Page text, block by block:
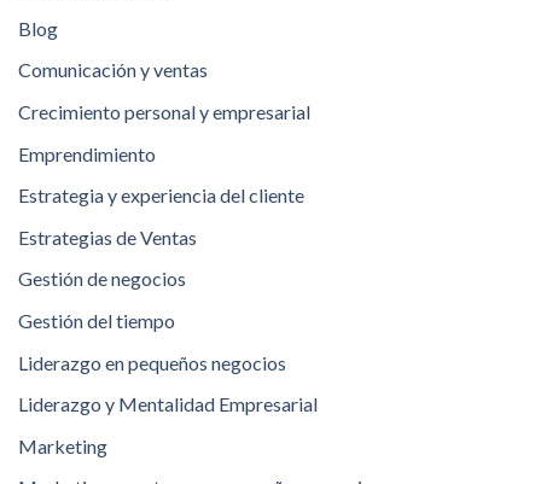
Blog
Comunicación y ventas
Crecimiento personal y empresarial
Emprendimiento
Estrategia y experiencia del cliente
Estrategias de Ventas
Gestión de negocios
Gestión del tiempo
Liderazgo en pequeños negocios
Liderazgo y Mentalidad Empresarial
Marketing